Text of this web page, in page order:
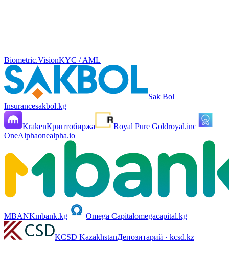
Biometric.VisionKYC / AML
Sak Bol
Insurancesakbol.kg
KrakenКриптобиржа Royal Pure Goldroyal.inc
OneAlphaonealpha.io
MBANKmbank.kg Omega Capitalomegacapital.kg
KCSD KazakhstanДепозитарий · kcsd.kz